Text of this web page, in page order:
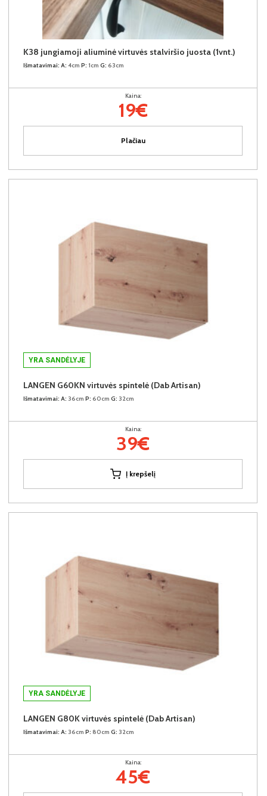
K38 jungiamoji aliuminė virtuvės stalviršio juosta (1vnt.)
Išmatavimai: A: 4cm P: 1cm G: 63cm
Kaina:
19€
Plačiau
YRA SANDĖLYJE
LANGEN G60KN virtuvės spintelė (Dab Artisan)
Išmatavimai: A: 36cm P: 60cm G: 32cm
Kaina:
39€
Į krepšelį
YRA SANDĖLYJE
LANGEN G80K virtuvės spintelė (Dab Artisan)
Išmatavimai: A: 36cm P: 80cm G: 32cm
Kaina:
45€